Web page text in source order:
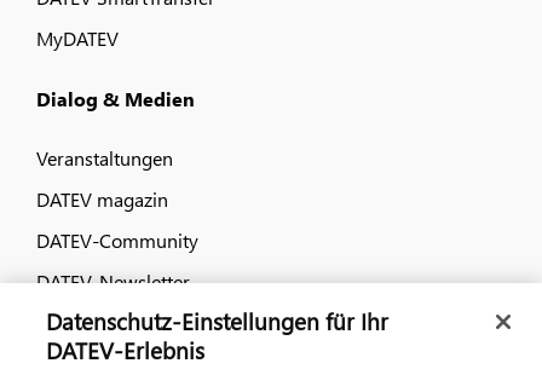
MyDATEV
Dialog & Medien
Veranstaltungen
DATEV magazin
DATEV-Community
DATEV-Newsletter
Kontaktieren Sie uns
Datenschutz-Einstellungen für Ihr
DATEV-Erlebnis